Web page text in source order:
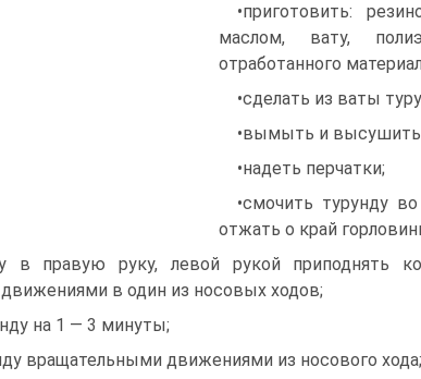
•приготовить:
маслом, вату,
отработанного
•сделать из ваты
•вымыть и высушить
•надеть перчатки;
•смочить турунду
отжать о край
в правую руку, левой рукой приподнять
в один из носовых ходов;
на 1 — 3 минуты;
вращательными движениями из носового хода;